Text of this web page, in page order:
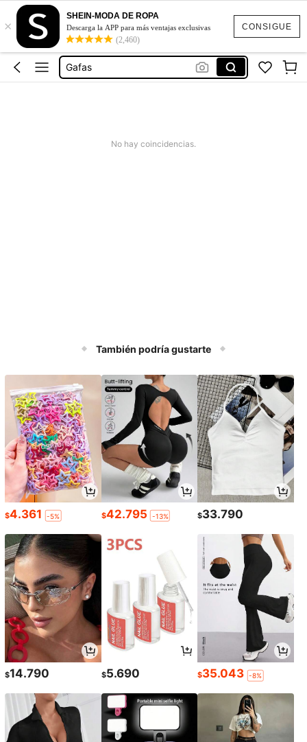
CONSIGUE
×
SHEIN-MODA DE ROPA
Descarga la APP para más ventajas exclusivas
(2,460)
Pinzas Para El Cabello
Lentes
Lentes De Sol Mujer
Gafas
No hay coincidencias.
También podría gustarte
$4.361 -5% $42.795 -13% $33.790
$14.790 $5.690 $35.043 -8%